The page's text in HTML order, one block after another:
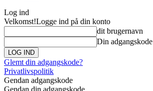
Log ind
Velkomst!Logge ind på din konto
dit brugernavn
Din adgangskode
Glemt din adgangskode?
Privatlivspolitik
Gendan adgangskode
Gendan din adgangskode